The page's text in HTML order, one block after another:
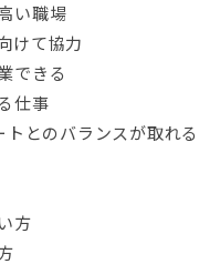
い職場
けて協力
できる
仕事
とのバランスが取れる
方